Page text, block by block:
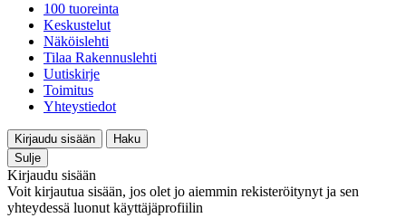
100 tuoreinta
Keskustelut
Näköislehti
Tilaa Rakennuslehti
Uutiskirje
Toimitus
Yhteystiedot
Kirjaudu sisään
Haku
Sulje
Kirjaudu sisään
Voit kirjautua sisään, jos olet jo aiemmin rekisteröitynyt ja sen
yhteydessä luonut käyttäjäprofiilin